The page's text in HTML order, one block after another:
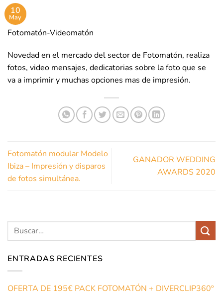
10
May
Fotomatón-Videomatón
Novedad en el mercado del sector de Fotomatón, realiza
fotos, video mensajes, dedicatorias sobre la foto que se
va a imprimir y muchas opciones mas de impresión.
Fotomatón modular Modelo
Ibiza – Impresión y disparos
de fotos simultánea.
GANADOR WEDDING
AWARDS 2020
ENTRADAS RECIENTES
OFERTA DE 195€ PACK FOTOMATÓN + DIVERCLIP360º